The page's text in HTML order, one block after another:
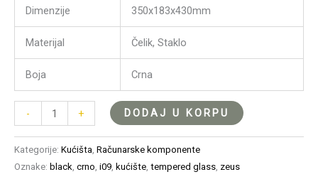
Dimenzije 350x183x430mm
Materijal Čelik, Staklo
Boja Crna
- + DODAJ U KORPU
Kategorije: Kućišta, Računarske komponente
Oznake: black, crno, i09, kućište, tempered glass, zeus